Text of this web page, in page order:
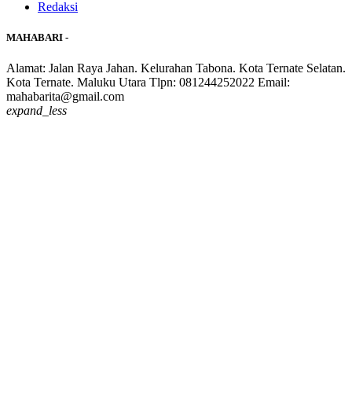
Redaksi
MAHABARI -
Alamat: Jalan Raya Jahan. Kelurahan Tabona. Kota Ternate Selatan.
Kota Ternate. Maluku Utara Tlpn: 081244252022 Email:
mahabarita@gmail.com
expand_less